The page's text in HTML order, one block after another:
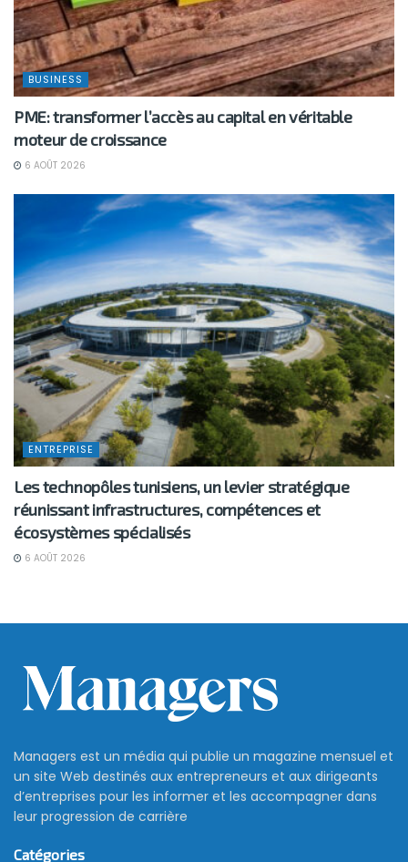
BUSINESS
PME: transformer l’accès au capital en véritable
moteur de croissance
6 AOÛT 2026
ENTREPRISE
Les technopôles tunisiens, un levier stratégique
réunissant infrastructures, compétences et
écosystèmes spécialisés
6 AOÛT 2026
Managers est un média qui publie un magazine mensuel et
un site Web destinés aux entrepreneurs et aux dirigeants
d’entreprises pour les informer et les accompagner dans
leur progression de carrière
Catégories